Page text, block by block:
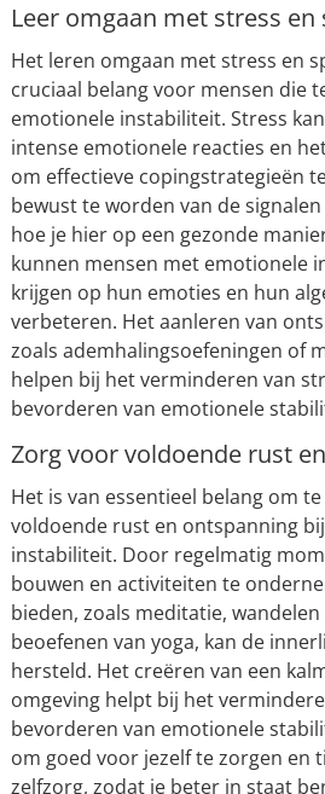
Leer omgaan met stress en
Het leren omgaan met stress en
cruciaal belang voor mensen die
emotionele instabiliteit. Stress
intense emotionele reacties en
om effectieve copingstrategieën
bewust te worden van de
hoe je hier op een gezonde
kunnen mensen met emotionele
krijgen op hun emoties en hun
verbeteren. Het aanleren van
zoals ademhalingsoefeningen of
helpen bij het verminderen van
bevorderen van emotionele
Zorg voor voldoende rust
Het is van essentieel belang om
voldoende rust en ontspanning
instabiliteit. Door regelmatig
bouwen en activiteiten te
bieden, zoals meditatie,
beoefenen van yoga, kan de
hersteld. Het creëren van een
omgeving helpt bij het
bevorderen van emotionele
om goed voor jezelf te zorgen en
zelfzorg, zodat je beter in staat